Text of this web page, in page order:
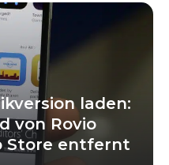
laden:
von Rovio
Store entfernt